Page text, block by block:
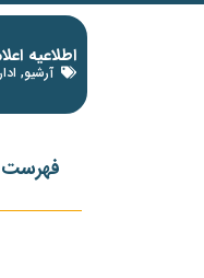
اطلاعیه
آرشیو,